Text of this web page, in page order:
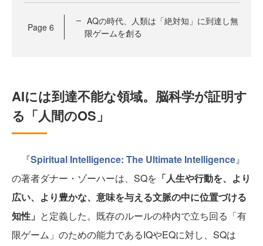
Page 6
AQの時代、人類は「絶対知」に到達し無
限ゲームを創る
AIには到達不能な領域。脳科学が証明す
る「人間のOS」
『Spiritual Intelligence: The Ultimate Intelligence』
の著者ダナー・ゾーハーは、SQを 「人生や行動を、より
広い、より豊かな、意味を与える文脈の中に位置づける
知性」 と定義した。既存のルールの枠内で立ち回る「有
限ゲーム」のための能力であるIQやEQに対し、SQは